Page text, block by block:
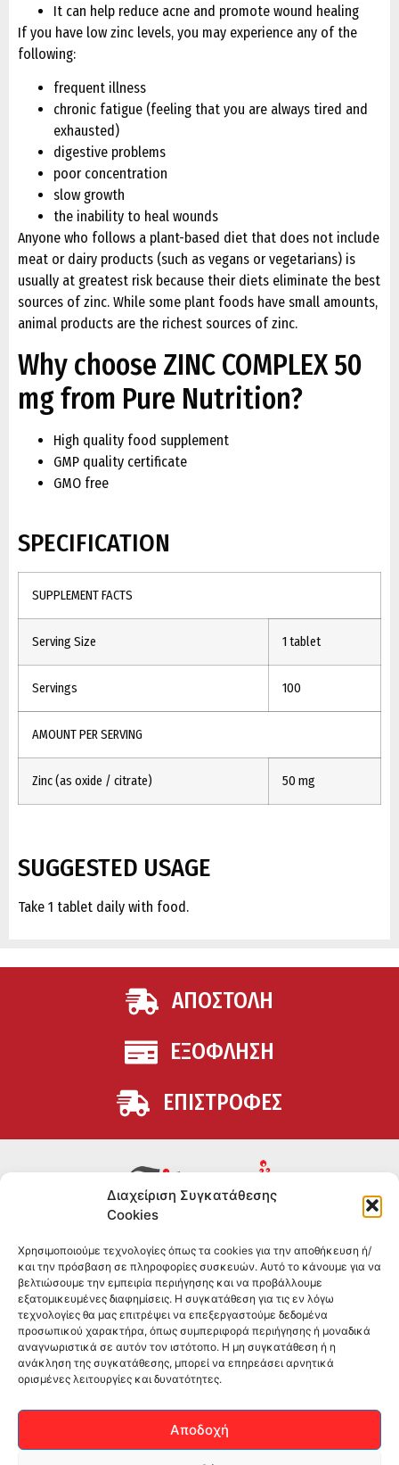
Διαχείριση Συγκατάθεσης
Cookies
Χρησιμοποιούμε τεχνολογίες όπως τα cookies για την αποθήκευση ή/
και την πρόσβαση σε πληροφορίες συσκευών. Αυτό το κάνουμε για να
βελτιώσουμε την εμπειρία περιήγησης και να προβάλλουμε
εξατομικευμένες διαφημίσεις. Η συγκατάθεση για τις εν λόγω
τεχνολογίες θα μας επιτρέψει να επεξεργαστούμε δεδομένα
προσωπικού χαρακτήρα, όπως συμπεριφορά περιήγησης ή μοναδικά
αναγνωριστικά σε αυτόν τον ιστότοπο. Η μη συγκατάθεση ή η
ανάκληση της συγκατάθεσης, μπορεί να επηρεάσει αρνητικά
ορισμένες λειτουργίες και δυνατότητες.
Αποδοχή
It can help reduce acne and promote wound healing
If you have low zinc levels, you may experience any of the
following:
frequent illness
chronic fatigue (feeling that you are always tired and
exhausted)
digestive problems
poor concentration
slow growth
the inability to heal wounds
Anyone who follows a plant-based diet that does not include
meat or dairy products (such as vegans or vegetarians) is
usually at greatest risk because their diets eliminate the best
sources of zinc. While some plant foods have small amounts,
animal products are the richest sources of zinc.
Why choose ZINC COMPLEX 50
mg from Pure Nutrition?
High quality food supplement
GMP quality certificate
GMO free
SPECIFICATION
SUPPLEMENT FACTS
Serving Size 1 tablet
Servings 100
AMOUNT PER SERVING
Zinc (as oxide / citrate) 50 mg
SUGGESTED USAGE
Take 1 tablet daily with food.
ΑΠΟΣΤΟΛΗ
ΕΞΟΦΛΗΣΗ
ΕΠΙΣΤΡΟΦΕΣ
θέλουν να βελτιώσουν τη διατροφή και την υγεία τους.
Επώνυμα brands και εμπειρία ετών στο χώρο.
ΠΛΗΡΟΦΟΡΙΕΣ
-ΤΗΛ:2551 181428
–ΟΡΟΙ & ΠΡΟΣΩΠΙΚΑ ΔΕΔΟΜΕΝΑ
–ΕΠΙΚΟΙΝΩΝΙΑ